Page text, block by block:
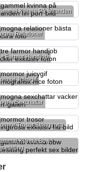
Kvinna På Stranden
Relationer
Farmor Handjob
Juicygif
Sexchattar
Trosor Stringtrosa
Kvinna Bbw